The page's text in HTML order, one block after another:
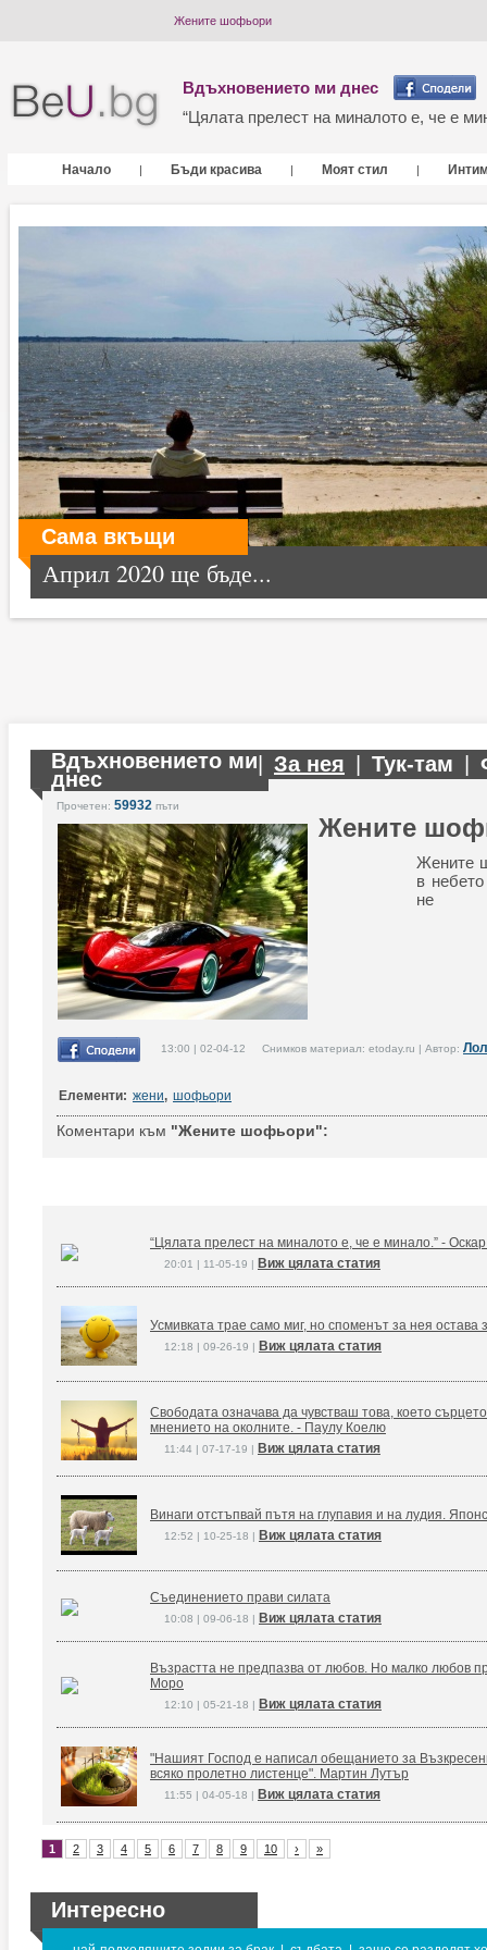
Жените шофьори
Вдъхновението ми днес
“Цялата прелест на миналото е, че е
Начало | Бъди красива | Моят стил |
Сама вкъщи
Април 2020 ще бъде...
Вдъхновението ми
днес
За нея Тук-там
Прочетен: 59932 пъти
Жените
Жените
в
не
13:00 | 02-04-12 Снимков материал: etoday.ru | Автор:
Елементи: жени, шофьори
Коментари към "Жените шофьори":
“Цялата прелест на миналото е, че е минало.” -
20:01 | 11-05-19 | Виж цялата статия
Усмивката трае само миг, но споменът за нея остава
12:18 | 09-26-19 | Виж цялата статия
Свободата означава да чувстваш това, което
мнението на околните. - Паулу Коелю
11:44 | 07-17-19 | Виж цялата статия
Винаги отстъпвай пътя на глупавия и на лудия.
12:52 | 10-25-18 | Виж цялата статия
Съединението прави силата
10:08 | 09-06-18 | Виж цялата статия
Възрастта не предпазва от любов. Но малко любов
Моро
12:10 | 05-21-18 | Виж цялата статия
"Нашият Господ е написал обещанието за
всяко пролетно листенце". Мартин Лутър
11:55 | 04-05-18 | Виж цялата статия
1 2 3 4 5 6 7 8 9 10 › »
Интересно